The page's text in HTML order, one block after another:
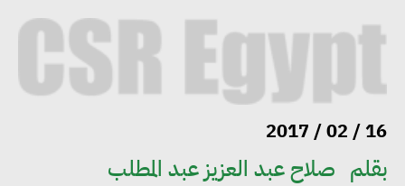
16 / 02 / 2017
بقلم صلاح عبد العزيز عبد المطلب